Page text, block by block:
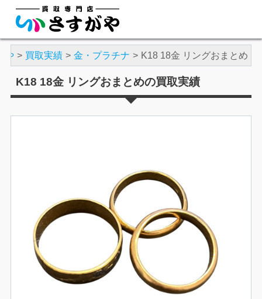
や 買取実績 金・プラチナ K18 18金 リングおまとめ
K18 18金 リングおまとめの買取実績